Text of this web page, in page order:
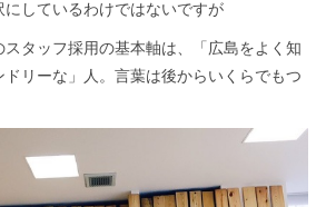
しているわけではないですが
タッフ採用の基本軸は、「広島をよく知
ドリーな」人。言葉は後からいくらでもつ